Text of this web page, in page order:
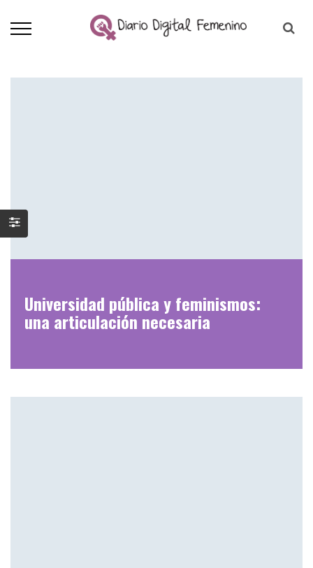
Universidad pública y feminismos:
una articulación necesaria